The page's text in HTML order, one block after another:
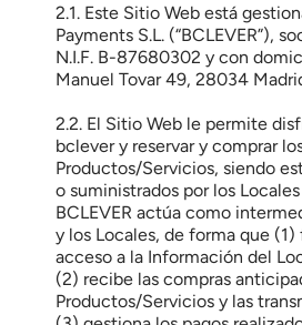
2.1. Este Sitio Web está
Payments S.L. (“BCLEVER”),
N.I.F. B-87680302 y con
Manuel Tovar 49, 28034
2.2. El Sitio Web le permite
bclever y reservar y comprar
Productos/Servicios, siendo
o suministrados por los
BCLEVER actúa como
y los Locales, de forma que
acceso a la Información del
(2) recibe las compras
Productos/Servicios y las